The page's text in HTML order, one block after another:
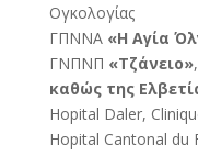
Ογκολογίας
ΓΠΝΝΑ «Η Αγία
ΓΝΠΝΠ «Τζάνειο»
καθώς της
Hopital Daler,
Hopital Cantonal du